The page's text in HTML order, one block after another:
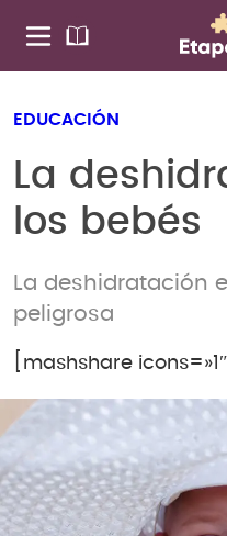
EDUCACIÓN
La
los bebés
La deshidratación
peligrosa
[mashshare icons=»1″]